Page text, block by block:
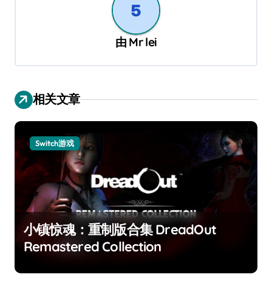
由 Mr lei
相关文章
Switch游戏
小镇惊魂：重制版合集 DreadOut
Remastered Collection